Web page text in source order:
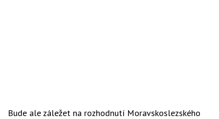
Bude ale záležet na rozhodnutí Moravskoslezského